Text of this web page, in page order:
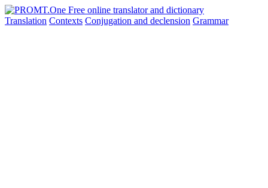
Translation Contexts Conjugation and declension Grammar